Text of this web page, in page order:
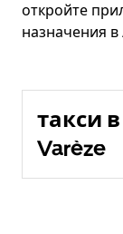
откройте
назначения
такси
Varèze